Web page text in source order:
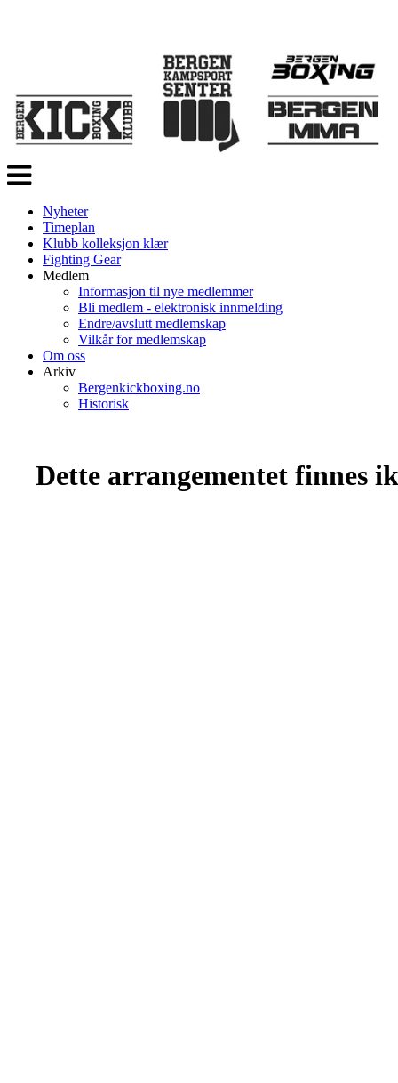
Veksle
navigasjon
Nyheter
Timeplan
Klubb kolleksjon klær
Fighting Gear
Medlem
Informasjon til nye medlemmer
Bli medlem - elektronisk innmelding
Endre/avslutt medlemskap
Vilkår for medlemskap
Om oss
Arkiv
Bergenkickboxing.no
Historisk
Dette arrangementet finnes